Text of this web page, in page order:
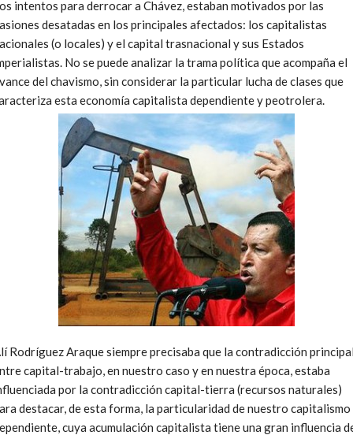
intentos para derrocar a Chávez, estaban motivados por las
desatadas en los principales afectados: los capitalistas
(o locales) y el capital trasnacional y sus Estados
No se puede analizar la trama política que acompaña el
del chavismo, sin considerar la particular lucha de clases que
esta economía capitalista dependiente y peotrolera.
Rodríguez Araque siempre precisaba que la contradicción
capital-trabajo, en nuestro caso y en nuestra época, estaba
por la contradicción capital-tierra (recursos naturales)
destacar, de esta forma, la particularidad de nuestro capitalismo
cuya acumulación capitalista tiene una gran influencia